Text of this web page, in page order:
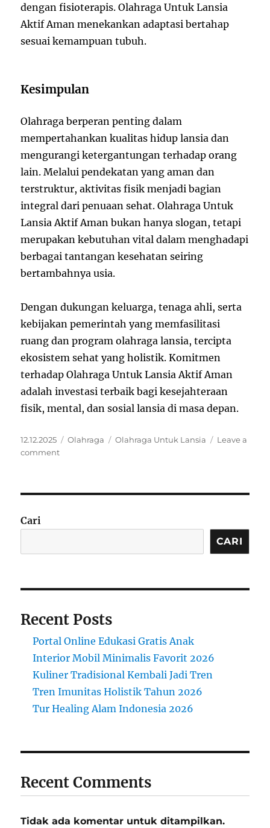
dengan fisioterapis. Olahraga Untuk Lansia
Aktif Aman menekankan adaptasi bertahap
sesuai kemampuan tubuh.
Kesimpulan
Olahraga berperan penting dalam
mempertahankan kualitas hidup lansia dan
mengurangi ketergantungan terhadap orang
lain. Melalui pendekatan yang aman dan
terstruktur, aktivitas fisik menjadi bagian
integral dari penuaan sehat. Olahraga Untuk
Lansia Aktif Aman bukan hanya slogan, tetapi
merupakan kebutuhan vital dalam menghadapi
berbagai tantangan kesehatan seiring
bertambahnya usia.
Dengan dukungan keluarga, tenaga ahli, serta
kebijakan pemerintah yang memfasilitasi
ruang dan program olahraga lansia, tercipta
ekosistem sehat yang holistik. Komitmen
terhadap Olahraga Untuk Lansia Aktif Aman
adalah investasi terbaik bagi kesejahteraan
fisik, mental, dan sosial lansia di masa depan.
Posted
on
12.12.2025 Categories
Olahraga Tags
Olahraga Untuk Lansia
Leave a
commenton
Cari
CARI
Recent Posts
Portal Online Edukasi Gratis Anak
Interior Mobil Minimalis Favorit 2026
Kuliner Tradisional Kembali Jadi Tren
Tren Imunitas Holistik Tahun 2026
Tur Healing Alam Indonesia 2026
Recent Comments
Tidak ada komentar untuk ditampilkan.